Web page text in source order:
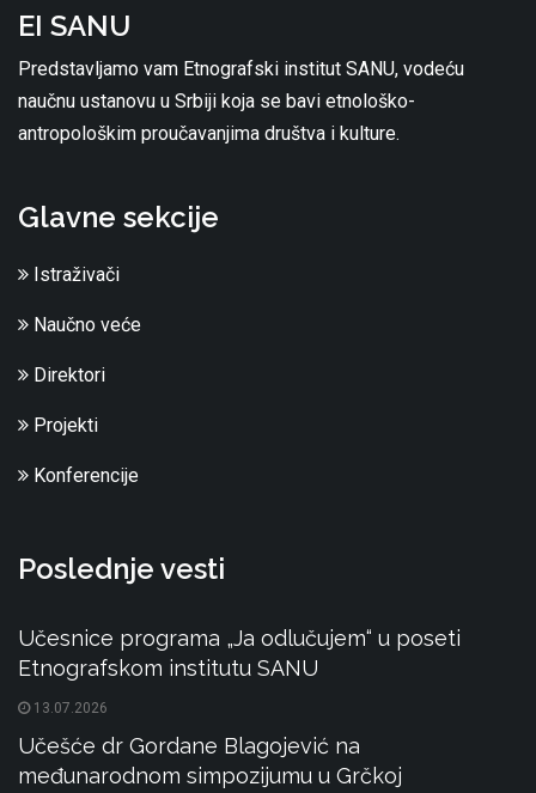
EI SANU
Predstavljamo vam Etnografski institut SANU, vodeću
naučnu ustanovu u Srbiji koja se bavi etnološko-
antropološkim proučavanjima društva i kulture.
Glavne sekcije
Istraživači
Naučno veće
Direktori
Projekti
Konferencije
Poslednje vesti
Učesnice programa „Ja odlučujem“ u poseti
Etnografskom institutu SANU
13.07.2026
Učešće dr Gordane Blagojević na
međunarodnom simpozijumu u Grčkoj